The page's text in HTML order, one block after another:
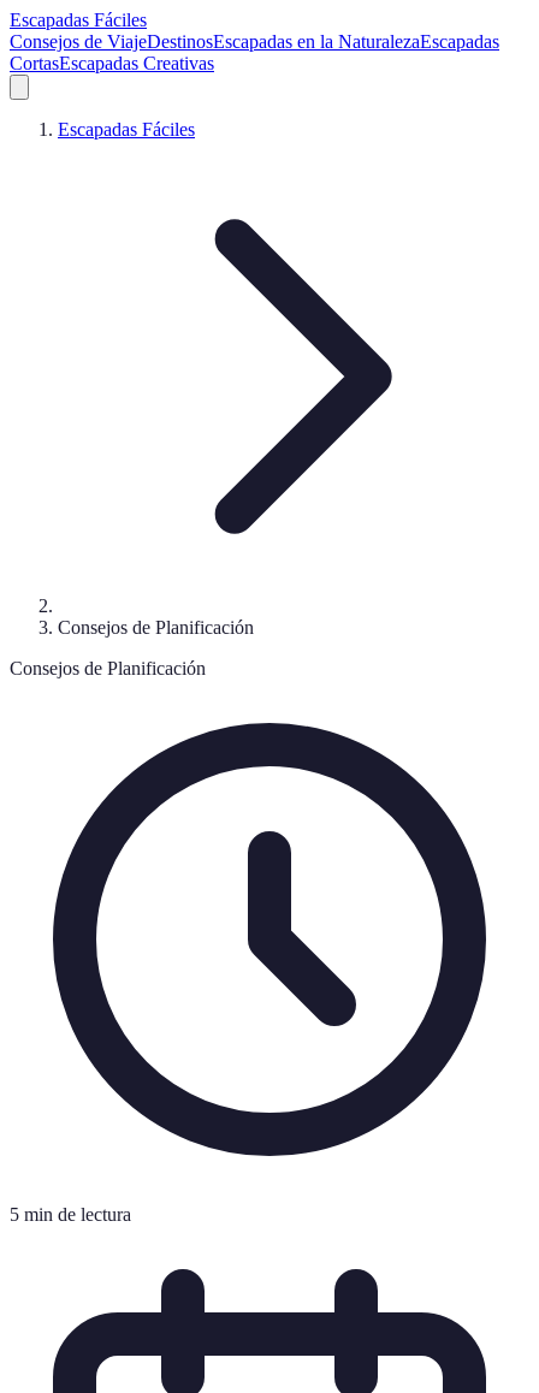
Escapadas Fáciles
Consejos de ViajeDestinosEscapadas en la NaturalezaEscapadas
CortasEscapadas Creativas
Escapadas Fáciles
Consejos de Planificación
Consejos de Planificación
5 min de lectura